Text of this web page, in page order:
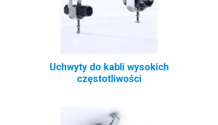
Uchwyty do kabli wysokich
częstotliwości